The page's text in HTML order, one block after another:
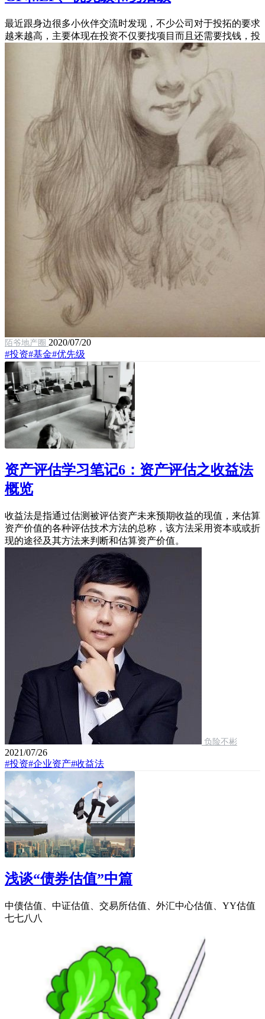
最近跟身边很多小伙伴交流时发现，不少公司对于投拓的要求
越来越高，主要体现在投资不仅要找项目而且还需要找钱，投
陌爷地产圈 2020/07/20
#投资#基金#优先级
资产评估学习笔记6：资产评估之收益法
概览
收益法是指通过估测被评估资产未来预期收益的现值，来估算
资产价值的各种评估技术方法的总称，该方法采用资本或或折
现的途径及其方法来判断和估算资产价值。
负险不彬
2021/07/26
#投资#企业资产#收益法
浅谈“债券估值”中篇
中债估值、中证估值、交易所估值、外汇中心估值、YY估值
七七八八